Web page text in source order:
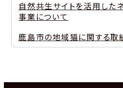
自然共生サイトを活用した
事業について
鹿島市の地域猫に関する取